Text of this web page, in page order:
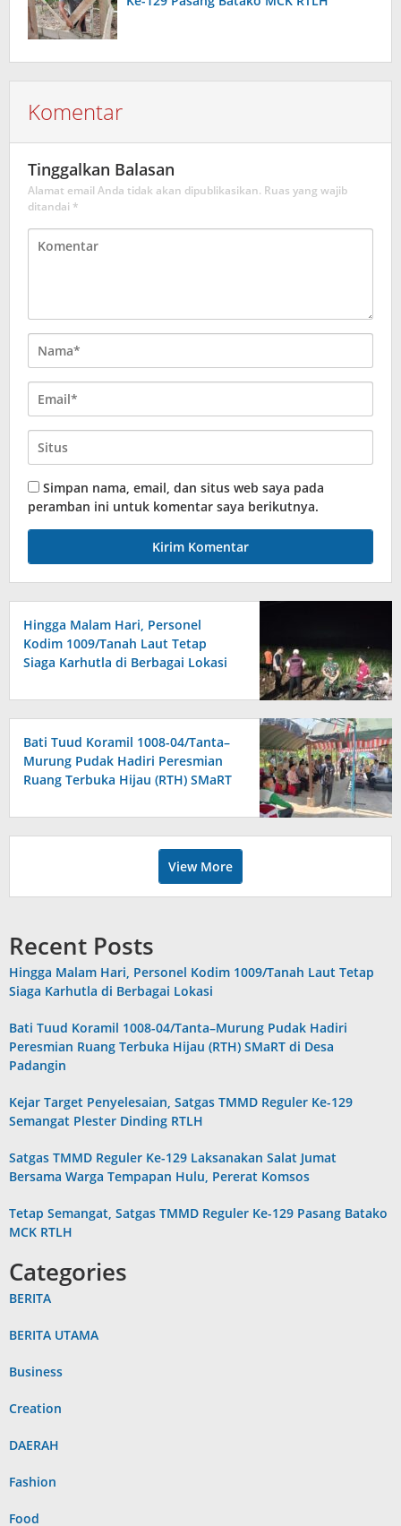
Komentar
Tinggalkan Balasan
Alamat email Anda tidak akan dipublikasikan. Ruas yang wajib
ditandai *
Simpan nama, email, dan situs web saya pada
peramban ini untuk komentar saya berikutnya.
Hingga Malam Hari, Personel
Kodim 1009/Tanah Laut Tetap
Siaga Karhutla di Berbagai Lokasi
Bati Tuud Koramil 1008-04/Tanta–
Murung Pudak Hadiri Peresmian
Ruang Terbuka Hijau (RTH) SMaRT
View More
Recent Posts
Hingga Malam Hari, Personel Kodim 1009/Tanah Laut Tetap
Siaga Karhutla di Berbagai Lokasi
Bati Tuud Koramil 1008-04/Tanta–Murung Pudak Hadiri
Peresmian Ruang Terbuka Hijau (RTH) SMaRT di Desa
Padangin
Kejar Target Penyelesaian, Satgas TMMD Reguler Ke-129
Semangat Plester Dinding RTLH
Satgas TMMD Reguler Ke-129 Laksanakan Salat Jumat
Bersama Warga Tempapan Hulu, Pererat Komsos
Tetap Semangat, Satgas TMMD Reguler Ke-129 Pasang Batako
MCK RTLH
Categories
BERITA
BERITA UTAMA
Business
Creation
DAERAH
Fashion
Food